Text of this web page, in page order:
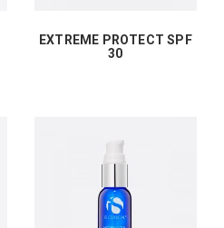
EXTREME PROTECT SPF
30